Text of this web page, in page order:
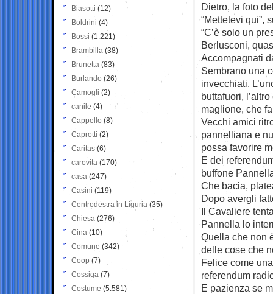
Dietro, la foto
“Mettetevi qui”,
“C’è solo un
Berlusconi,
Accompagnati
Sembrano una
invecchiati.
buttafuori,
maglione, che fa
Vecchi amici
pannelliana e
possa favorire
E dei
buffone
Che bacia,
Dopo avergli
Il Cavaliere
Pannella lo
Quella che non
delle cose che
Felice come
referendum
E pazienza se
Biasotti (12)
Boldrini (4)
Bossi (1.221)
Brambilla (38)
Brunetta (83)
Burlando (26)
Camogli (2)
canile (4)
Cappello (8)
Caprotti (2)
Caritas (6)
carovita (170)
casa (247)
Casini (119)
Centrodestra in Liguria (35)
Chiesa (276)
Cina (10)
Comune (342)
Coop (7)
Cossiga (7)
Costume (5.581)